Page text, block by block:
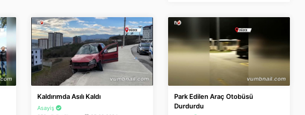
Kaldırımda Asılı Kaldı
Asayiş
Park Edilen Araç Otobüsü
Durdurdu